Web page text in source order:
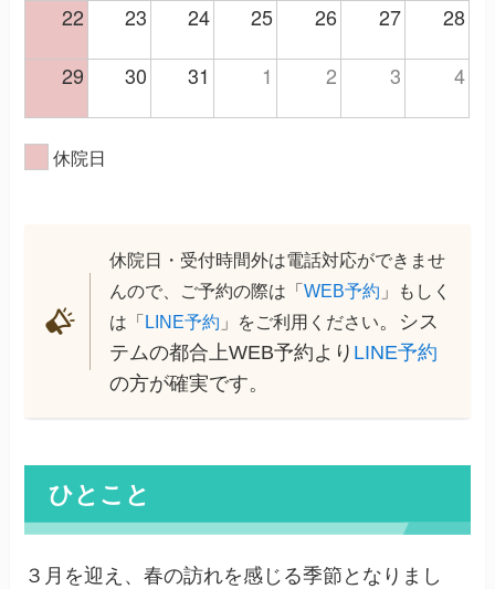
22 23 24 25 26 27 28
29 30 31 1 2 3 4
休院日
休院日・受付時間外は電話対応ができませ
んので、ご予約の際は「WEB予約 」もしく
は「LINE予約 」をご利用ください。シス
テムの都合上WEB予約より LINE予約
の方が確実です。
ひとこと
３月を迎え、春の訪れを感じる季節となりまし